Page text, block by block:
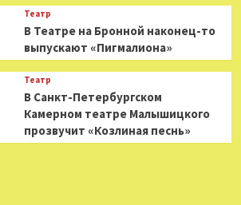
Театр
В Театре на Бронной наконец-то
выпускают «Пигмалиона»
Театр
В Санкт-Петербургском
Камерном театре Малышицкого
прозвучит «Козлиная песнь»